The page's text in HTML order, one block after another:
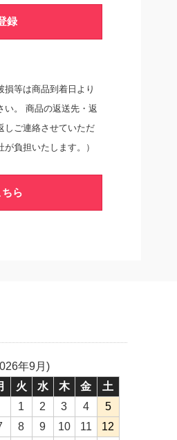
録
損等は商品到着日より
い。 商品の返送先・返
しご連絡させていただ
負担いたします。）
ら
年9月)
火 水 木 金
土
1
2 3 4
5
8 9 10 11 12